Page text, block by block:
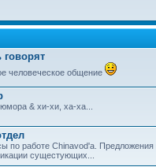
говорят
человеческое общение
& хи-хи, ха-ха...
по работе Chinavod'а.
сущестующих...